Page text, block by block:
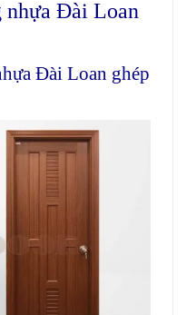
nhựa Đài Loan
Đài Loan ghép